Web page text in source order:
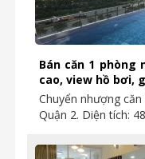
Bán căn 1 phòng
cao, view hồ bơi,
Chuyển nhượng
Quận 2. Diện tích: